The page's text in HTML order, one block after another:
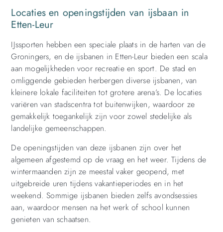
Locaties en openingstijden van ijsbaan in
Etten-Leur
IJssporten hebben een speciale plaats in de harten van de
Groningers, en de ijsbanen in Etten-Leur bieden een scala
aan mogelijkheden voor recreatie en sport. De stad en
omliggende gebieden herbergen diverse ijsbanen, van
kleinere lokale faciliteiten tot grotere arena’s. De locaties
variëren van stadscentra tot buitenwijken, waardoor ze
gemakkelijk toegankelijk zijn voor zowel stedelijke als
landelijke gemeenschappen.
De openingstijden van deze ijsbanen zijn over het
algemeen afgestemd op de vraag en het weer. Tijdens de
wintermaanden zijn ze meestal vaker geopend, met
uitgebreide uren tijdens vakantieperiodes en in het
weekend. Sommige ijsbanen bieden zelfs avondsessies
aan, waardoor mensen na het werk of school kunnen
genieten van schaatsen.